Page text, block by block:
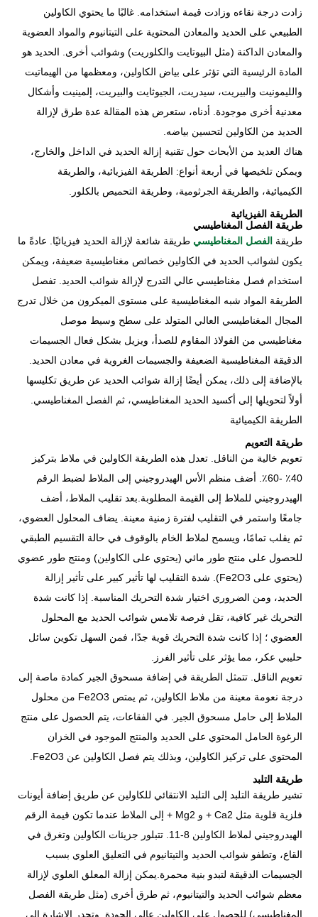
زادت درجة نقاءه وزادت قيمة استخدامه. غالبًا ما يحتوي الكاولين
الطبيعي على الحديد والمعادن المحتوية على التيتانيوم والمواد العضوية
والمعادن الداكنة (مثل البيوتايت والكلوريت) وشوائب أخرى. الحديد هو
المادة الرئيسية التي تؤثر على بياض الكاولين، ومعظمها من الهيماتيت
والليمونيت والبيريت، سيدريت، الجيوثايت والبيريت، إلمينيت وأشكال
معدنية أخرى موجودة. أدناه، ستعرض هذه المقالة عدة طرق لإزالة
الحديد من الكاولين لتحسين بياضه.
هناك العديد من الأبحاث حول تقنية إزالة الحديد في الداخل والخارج،
ويمكن تلخيصها في أربعة أنواع: الطريقة الفيزيائية، والطريقة
الكيميائية، والطريقة الجرثومية، وطريقة التحميص بالكلور.
الطريقة الفيزيائية
طريقة الفصل المغناطيسي
طريقة الفصل المغناطيسي طريقة شائعة لإزالة الحديد فيزيائيًا. عادةً ما
يكون لشوائب الحديد في الكاولين خصائص مغناطيسية ضعيفة، ويمكن
استخدام فصل مغناطيسي عالي التدرج لإزالة شوائب الحديد. تفصل
الطريقة المواد شبه المغناطيسية على مستوى الميكرون من خلال تدرج
المجال المغناطيسي العالي المتولد على سطح وسيط موصل
مغناطيسي من الفولاذ المقاوم للصدأ، ويزيل بشكل فعال الجسيمات
الدقيقة المغناطيسية الضعيفة والجسيمات الغروية في معادن الحديد.
بالإضافة إلى ذلك، يمكن أيضًا إزالة شوائب الحديد عن طريق تكليسها
أولاً لتحويلها إلى أكسيد الحديد المغناطيسي، ثم الفصل المغناطيسي.
الطريقة الكيميائية
طريقة التعويم
تعويم خالية من الناقل. تعدل هذه الطريقة الكاولين في ملاط ​​بتركيز
40٪ -60٪. أضف منظم الأس الهيدروجيني إلى الملاط لضبط الرقم
الهيدروجيني للملاط إلى القيمة المطلوبة.بعد تقليب الملاط، أضف
جامعًا واستمر في التقليب لفترة زمنية معينة. يضاف المحلول العضوي،
ثم يقلب تمامًا، ويسمح لملاط الخام بالوقوف في حالة التقسيم الطبقي
للحصول على منتج طور مائي (يحتوي على الكاولين) ومنتج طور عضوي
(يحتوي على Fe2O3). شدة التقليب لها تأثير كبير على تأثير إزالة
الحديد، ومن الضروري اختيار شدة التحريك المناسبة. إذا كانت شدة
التحريك غير كافية، تقل فرصة تلامس شوائب الحديد مع المحلول
العضوي ؛ إذا كانت شدة التحريك قوية جدًا، فمن السهل تكوين سائل
حليبي عكر، مما يؤثر على تأثير الفرز.
تعويم الناقل. تتمثل الطريقة في إضافة مسحوق الجير كمادة ماصة إلى
درجة نعومة معينة من ملاط ​​الكاولين، ثم يمتص Fe2O3 من محلول
الملاط إلى حامل مسحوق الجير. في الفقاعات، يتم الحصول على منتج
الرغوة الحامل المحتوي على الحديد والمنتج الموجود في الخزان
المحتوي على تركيز الكاولين، وبذلك يتم فصل الكاولين عن Fe2O3.
طريقة التلبد
تشير طريقة التلبد إلى التلبد الانتقائي للكاولين عن طريق إضافة أيونات
فلزية قلوية مثل Ca2 + و Mg2 + إلى الملاط عندما تكون قيمة الرقم
الهيدروجيني لملاط الكاولين 8-11. تتبلور جزيئات الكاولين وتغرق في
القاع، وتطفو شوائب الحديد والتيتانيوم في التعليق العلوي بسبب
الجسيمات الدقيقة لتبدو بنية محمرة.يمكن إزالة المعلق العلوي لإزالة
معظم شوائب الحديد والتيتانيوم، ثم طرق أخرى (مثل طريقة الفصل
المغناطيسي) للحصول على الكاولين عالي الجودة. وتجدر الإشارة إلى